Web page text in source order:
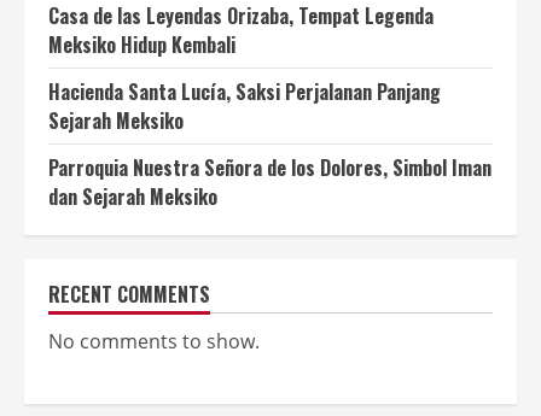
Casa de las Leyendas Orizaba, Tempat Legenda
Meksiko Hidup Kembali
Hacienda Santa Lucía, Saksi Perjalanan Panjang
Sejarah Meksiko
Parroquia Nuestra Señora de los Dolores, Simbol Iman
dan Sejarah Meksiko
RECENT COMMENTS
No comments to show.